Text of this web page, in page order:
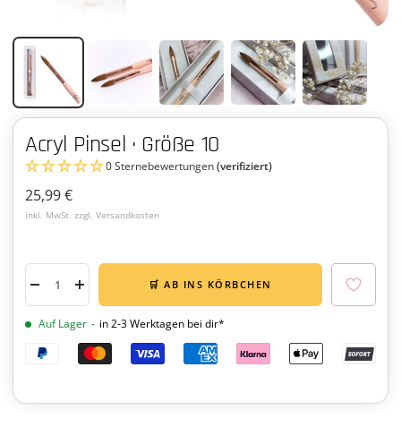
Acryl Pinsel · Größe 10
0 Sternebewertungen(verifiziert)
Angebotspreis
25,99 €
inkl. MwSt. zzgl. Versandkosten
Menge
Menge
🛒 AB INS KÖRBCHEN
Auf Lager - in 2-3 Werktagen bei dir*